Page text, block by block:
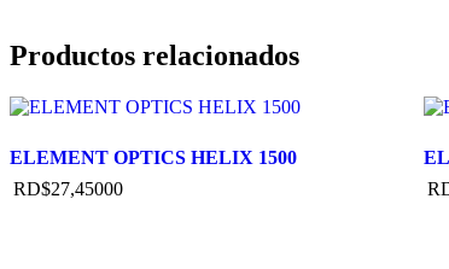
Productos relacionados
ELEMENT OPTICS HELIX 1500
RD$27,45000